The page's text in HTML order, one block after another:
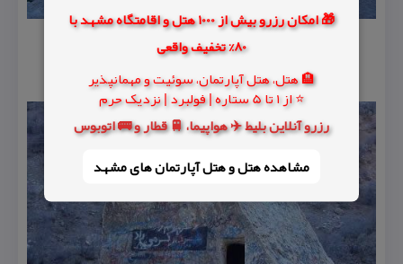
🎁 امکان رزرو بیش از 1000 هتل و اقامتگاه مشهد با
80% تخفیف واقعی
🏨 هتل، هتل آپارتمان، سوئیت و مهمانپذیر
⭐ از 1 تا 5 ستاره | فولبرد | نزدیک حرم
رزرو آنلاین بلیط ✈️ هواپیما، 🚆 قطار و 🚌 اتوبوس
مشاهده هتل و هتل‌ آپارتمان های مشهد